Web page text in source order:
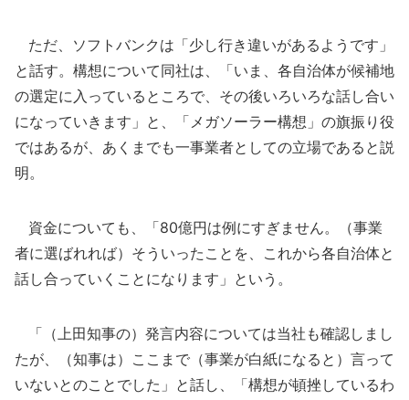
ただ、ソフトバンクは「少し行き違いがあるようです」
と話す。構想について同社は、「いま、各自治体が候補地
の選定に入っているところで、その後いろいろな話し合い
になっていきます」と、「メガソーラー構想」の旗振り役
ではあるが、あくまでも一事業者としての立場であると説
明。
資金についても、「80億円は例にすぎません。（事業
者に選ばれれば）そういったことを、これから各自治体と
話し合っていくことになります」という。
「（上田知事の）発言内容については当社も確認しまし
たが、（知事は）ここまで（事業が白紙になると）言って
いないとのことでした」と話し、「構想が頓挫しているわ